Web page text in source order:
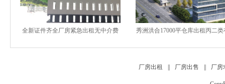
全新证件齐全厂房紧急出租无中介费 秀洲洪合17000平仓库出租丙二类
厂房出租 厂房出售 厂房